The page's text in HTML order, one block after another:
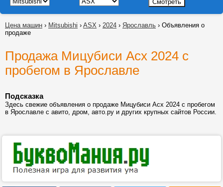
Цена машин › Mitsubishi › ASX › 2024 › Ярославль › Объявления о
продаже
Продажа Мицубиси Асх 2024 с
пробегом в Ярославле
Подсказка
Здесь свежие объявления о продаже Мицубиси Асх 2024 с пробегом
в Ярославле с авито, дром, авто.ру и других крупных сайтов России.